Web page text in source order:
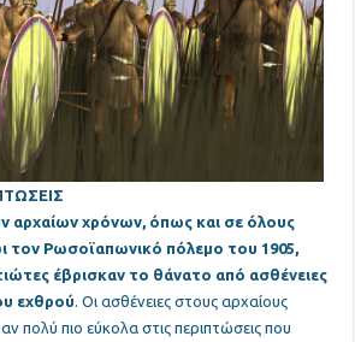
αρχαίων χρόνων, όπως και σε όλους
τον Ρωσοϊαπωνικό πόλεμο του 1905,
έβρισκαν το θάνατο από ασθένειες
εχθρού. Οι ασθένειες στους αρχαίους
πολύ πιο εύκολα στις περιπτώσεις που